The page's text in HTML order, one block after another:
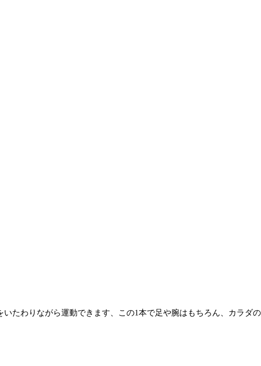
たわりながら運動できます、この1本で足や腕はもちろん、カラダ